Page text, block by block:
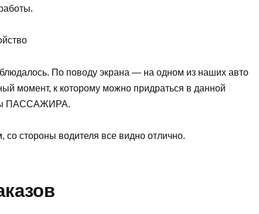
По поводу экрана — на одном из наших авто
момент, к которому можно придраться в данной
ПАССАЖИРА.
стороны водителя все видно отлично.